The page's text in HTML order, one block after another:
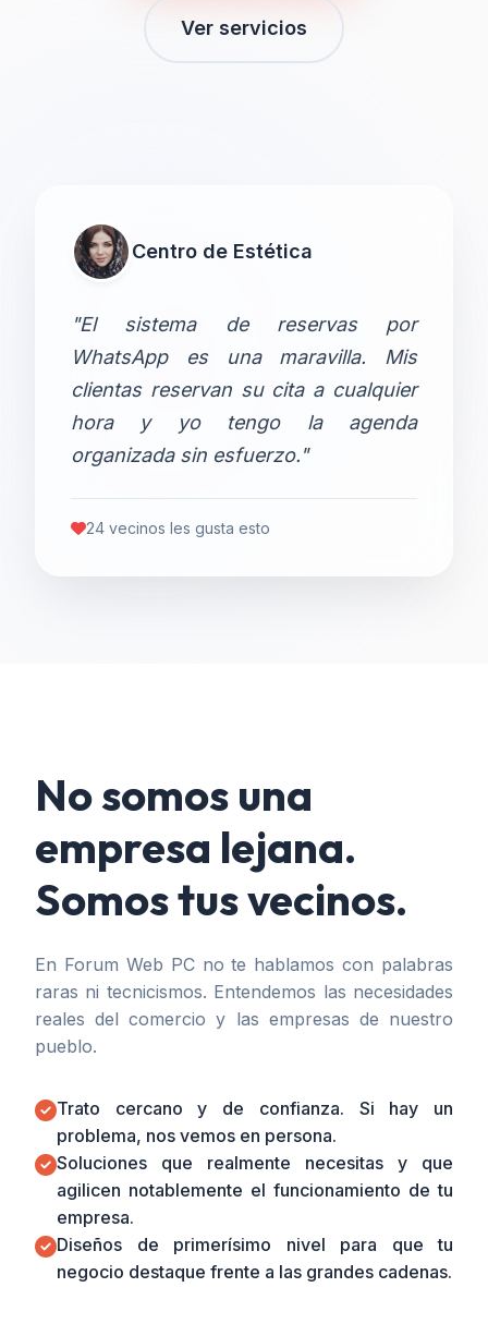
Ver servicios
Centro de Estética
"El sistema de reservas por
WhatsApp es una maravilla. Mis
clientas reservan su cita a cualquier
hora y yo tengo la agenda
organizada sin esfuerzo."
24 vecinos les gusta esto
No somos una
empresa lejana.
Somos tus vecinos.
En Forum Web PC no te hablamos con palabras
raras ni tecnicismos. Entendemos las necesidades
reales del comercio y las empresas de nuestro
pueblo.
Trato cercano y de confianza. Si hay un
problema, nos vemos en persona.
Soluciones que realmente necesitas y que
agilicen notablemente el funcionamiento de tu
empresa.
Diseños de primerísimo nivel para que tu
negocio destaque frente a las grandes cadenas.